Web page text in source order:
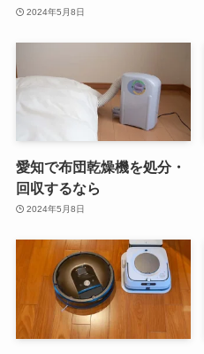
2024年5月8日
愛知で布団乾燥機を処分・
回収するなら
2024年5月8日